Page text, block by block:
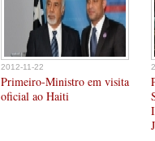
2012-11-22
Primeiro-Ministro em visita
oficial ao Haiti